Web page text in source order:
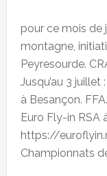
pour ce mois de
montagne,
Peyresourde.
Jusqu’au 3
à Besançon.
Euro Fly-in RSA
https://
Championnats